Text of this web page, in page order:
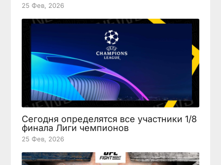
25 Фев, 2026
Сегодня определятся все участники 1/8
финала Лиги чемпионов
25 Фев, 2026